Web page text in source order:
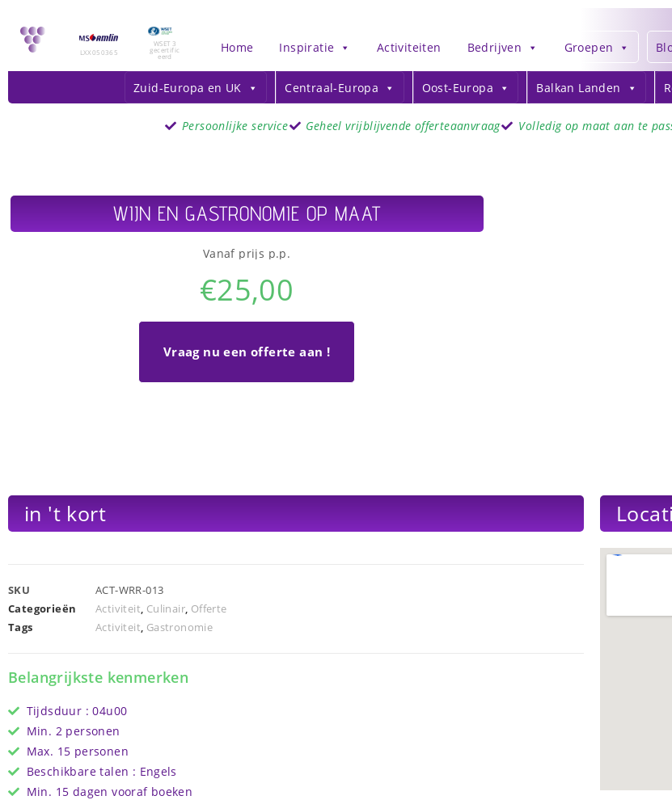
LXX050365
WSET 3
gecertific
eerd
Home Inspiratie Activiteiten Bedrijven Groepen
Zuid-Europa en UK Centraal-Europa Oost-Europa Balkan Landen
Persoonlijke service Geheel vrijblijvende offerteaanvraag Volledig op maat aan te
WIJN EN GASTRONOMIE OP MAAT
Vanaf prijs p.p.
€25,00
Vraag nu een offerte aan !
in 't kort
SKU
ACT-WRR-013
Categorieën
Activiteit, Culinair, Offerte
Tags
Activiteit, Gastronomie
Belangrijkste kenmerken
Tijdsduur : 04u00
Min. 2 personen
Max. 15 personen
Beschikbare talen : Engels
Min. 15 dagen vooraf boeken